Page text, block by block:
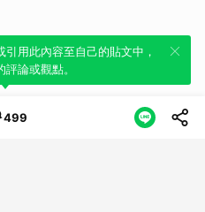
引用此內容，透過發布貼
人立場。
499
引用此內容至自己的貼文中，
評論或觀點。